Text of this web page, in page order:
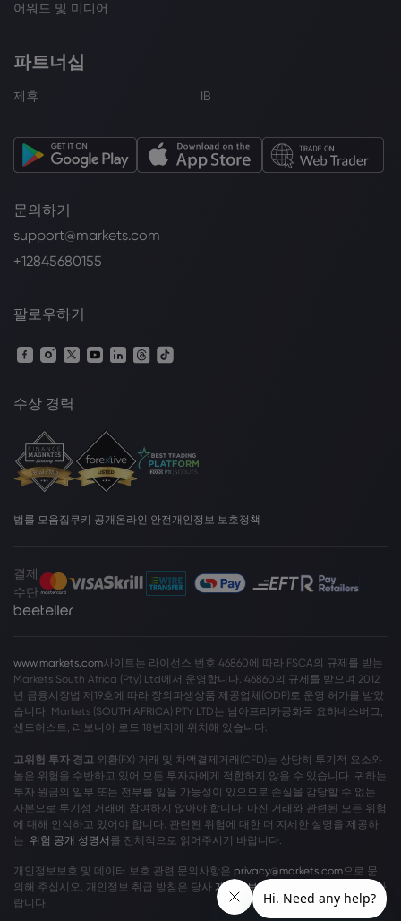
어워드 및 미디어
파트너십
제휴 IB
문의하기
support@markets.com
+12845680155
팔로우하기
수상 경력
법률 모음집 쿠키 공개온라인 안전 개인정보 보호정책
결제
수단
www.markets.com사이트는 라이선스 번호 46860에 따라 FSCA의 규제를 받는
Markets South Africa (Pty) Ltd에서 운영합니다. 46860의 규제를 받으며 2012
년 금융시장법 제19호에 따라 장외파생상품 제공업체(ODP)로 운영 허가를 받았
습니다. Markets (SOUTH AFRICA) PTY LTD는 남아프리카공화국 요하네스버그,
샌드허스트, 리보니아 로드 18번지에 위치해 있습니다.
고위험 투자 경고 외환(FX) 거래 및 차액결제거래(CFD)는 상당히 투기적 요소와
높은 위험을 수반하고 있어 모든 투자자에게 적합하지 않을 수 있습니다. 귀하는
투자 원금의 일부 또는 전부를 잃을 가능성이 있으므로 손실을 감당할 수 없는
자본으로 투기성 거래에 참여하지 않아야 합니다. 마진 거래와 관련된 모든 위험
에 대해 인식하고 있어야 합니다. 관련된 위험에 대한 더 자세한 설명을 제공하
는 위험 공개 성명서 를 전체적으로 읽어주시기 바랍니다.
개인정보보호 및 데이터 보호 관련 문의사항은 privacy@markets.com으로 문
의해 주십시오. 개인정보 취급 방침은 당사 개인정보보호 정책
을 읽어보시기 바
랍니다.